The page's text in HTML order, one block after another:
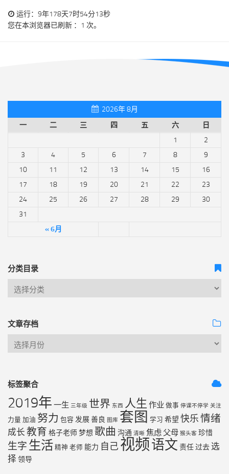
运行：9年178天7时54分14秒
您在本浏览器已刷新 ：1 次。
2026年 8月
一
二 三 四 五 六 日
« 6月
1
2
3
4 5 6 7 8
9
10
11 12 13 14 15
16
17
18 19 20 21 22
23
24
25 26 27 28 29
30
31
分类目录
文章存档
标签聚合
2019年 一生 三年级 世界 东西 人生 作业 做事 停课不停学 关注
力量 加油 努力 包容 发展善良 图库 套图 学习 希望 快乐情绪
成长 教育 格子老师梦想 歌曲 沟通 清晰 焦虑 父母 猴头客 珍惜
生字 生活 精神 老师 能力 自己 视频语文 责任过去 选
择 领导